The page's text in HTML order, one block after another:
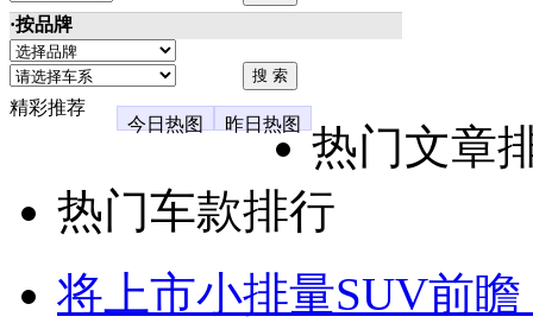
·按品牌
精彩推荐
今日热图
昨日热图
热门文章
热门车款排行
将上市小排量SUV前